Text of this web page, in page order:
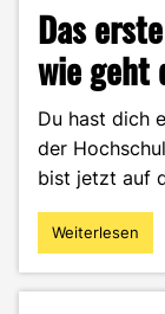
Das
wie geht
Du hast dich
der
bist jetzt auf
"Das
erste
Weiterlesen